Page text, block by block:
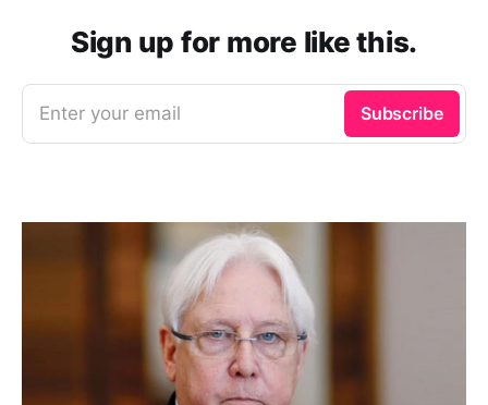
Sign up for more like this.
Enter your email Subscribe